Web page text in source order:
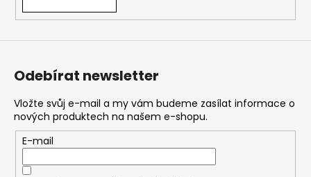
Odebírat newsletter
Vložte svůj e-mail a my vám budeme zasílat informace o
nových produktech na našem e-shopu.
E-mail